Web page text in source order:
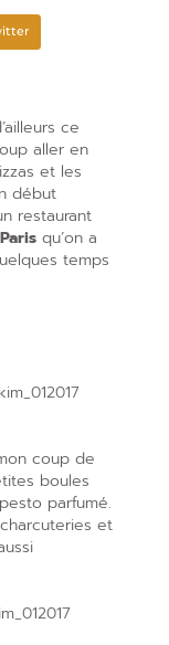
ce
aller en
et les
début
restaurant
qu’on a
temps
coup de
boules
parfumé.
et